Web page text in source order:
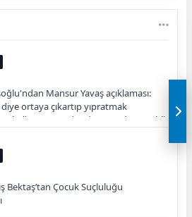
Mansur Yavaş açıklaması:
diye ortaya çıkartıp yıpratmak
halkın teveccühü devam ederse tabii
Bektaş’tan Çocuk Suçluluğu